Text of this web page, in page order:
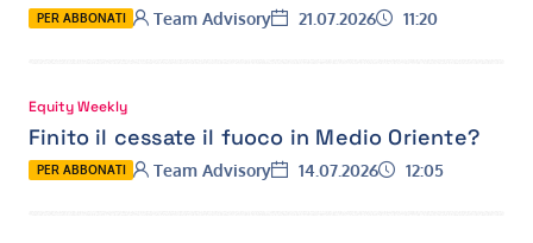
PER ABBONATI Autore:
Team Advisory Data:
21.07.2026 Ora:
11:20
Equity Weekly
Finito il cessate il fuoco in Medio Oriente?
PER ABBONATI Autore:
Team Advisory Data:
14.07.2026 Ora:
12:05